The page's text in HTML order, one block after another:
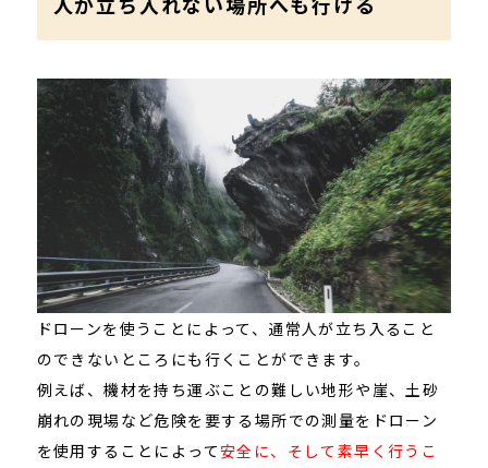
ドローンを使うことによって、通常人が立ち入ること
のできないところにも行くことができます。
例えば、機材を持ち運ぶことの難しい地形や崖、土砂
崩れの現場など危険を要する場所での測量をドローン
を使用することによって安全に、そして素早く行うこ